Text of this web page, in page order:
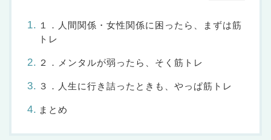
１．人間関係・女性関係に困ったら、まずは筋
トレ
２．メンタルが弱ったら、そく筋トレ
３．人生に行き詰ったときも、やっぱ筋トレ
まとめ